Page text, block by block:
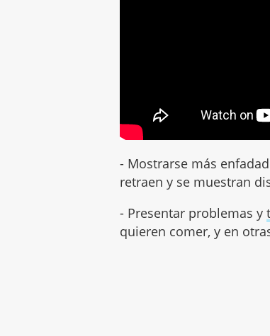
- Mostrarse más
retraen y se muestran
- Presentar problemas y
quieren comer, y en